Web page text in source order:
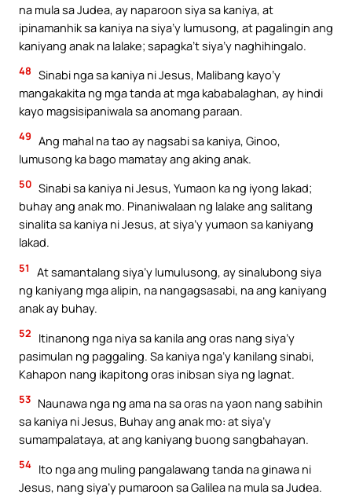
na mula sa Judea, ay naparoon siya sa kaniya, at
ipinamanhik sa kaniya na siya’y lumusong, at pagalingin ang
kaniyang anak na lalake; sapagka’t siya’y naghihingalo.
48 Sinabi nga sa kaniya ni Jesus, Malibang kayo’y
mangakakita ng mga tanda at mga kababalaghan, ay hindi
kayo magsisipaniwala sa anomang paraan.
49 Ang mahal na tao ay nagsabi sa kaniya, Ginoo,
lumusong ka bago mamatay ang aking anak.
50 Sinabi sa kaniya ni Jesus, Yumaon ka ng iyong lakad;
buhay ang anak mo. Pinaniwalaan ng lalake ang salitang
sinalita sa kaniya ni Jesus, at siya’y yumaon sa kaniyang
lakad.
51
At samantalang siya’y lumulusong, ay sinalubong siya
ng kaniyang mga alipin, na nangagsasabi, na ang kaniyang
anak ay buhay.
52
Itinanong nga niya sa kanila ang oras nang siya’y
pasimulan ng paggaling. Sa kaniya nga’y kanilang sinabi,
Kahapon nang ikapitong oras inibsan siya ng lagnat.
53 Naunawa nga ng ama na sa oras na yaon nang sabihin
sa kaniya ni Jesus, Buhay ang anak mo: at siya’y
sumampalataya, at ang kaniyang buong sangbahayan.
54 Ito nga ang muling pangalawang tanda na ginawa ni
Jesus, nang siya’y pumaroon sa Galilea na mula sa Judea.